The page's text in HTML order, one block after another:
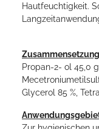
Hautfeuchtigkeit.
Zusammensetzung
Propan-2- ol 45,0
Glycerol 85 %,